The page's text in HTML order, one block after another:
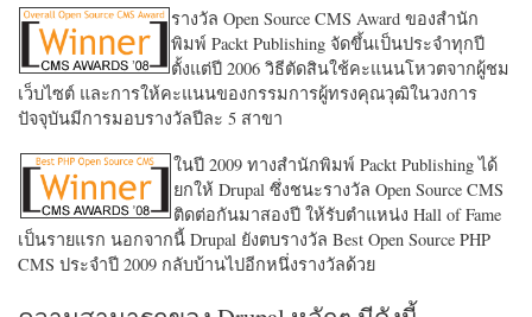
รางวัล Open Source CMS Award ของสำนัก
พิมพ์ Packt Publishing จัดขึ้นเป็นประจำทุกปี
ตั้งแต่ปี 2006 วิธีตัดสินใช้คะแนนโหวตจากผู้ชม
เว็บไซต์ และการให้คะแนนของกรรมการผู้ทรงคุณวุฒิในวงการ
ปัจจุบันมีการมอบรางวัลปีละ 5 สาขา
ในปี 2009 ทางสำนักพิมพ์ Packt Publishing ได้
ยกให้ Drupal ซึ่งชนะรางวัล Open Source CMS
ติดต่อกันมาสองปี ให้รับตำแหน่ง Hall of Fame
เป็นรายแรก นอกจากนี้ Drupal ยังตบรางวัล Best Open Source PHP
CMS ประจำปี 2009 กลับบ้านไปอีกหนึ่งรางวัลด้วย